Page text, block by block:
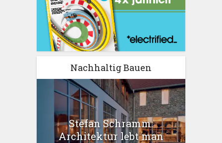
Nachhaltig Bauen
Stefan Schramm:
Architektur lebt man